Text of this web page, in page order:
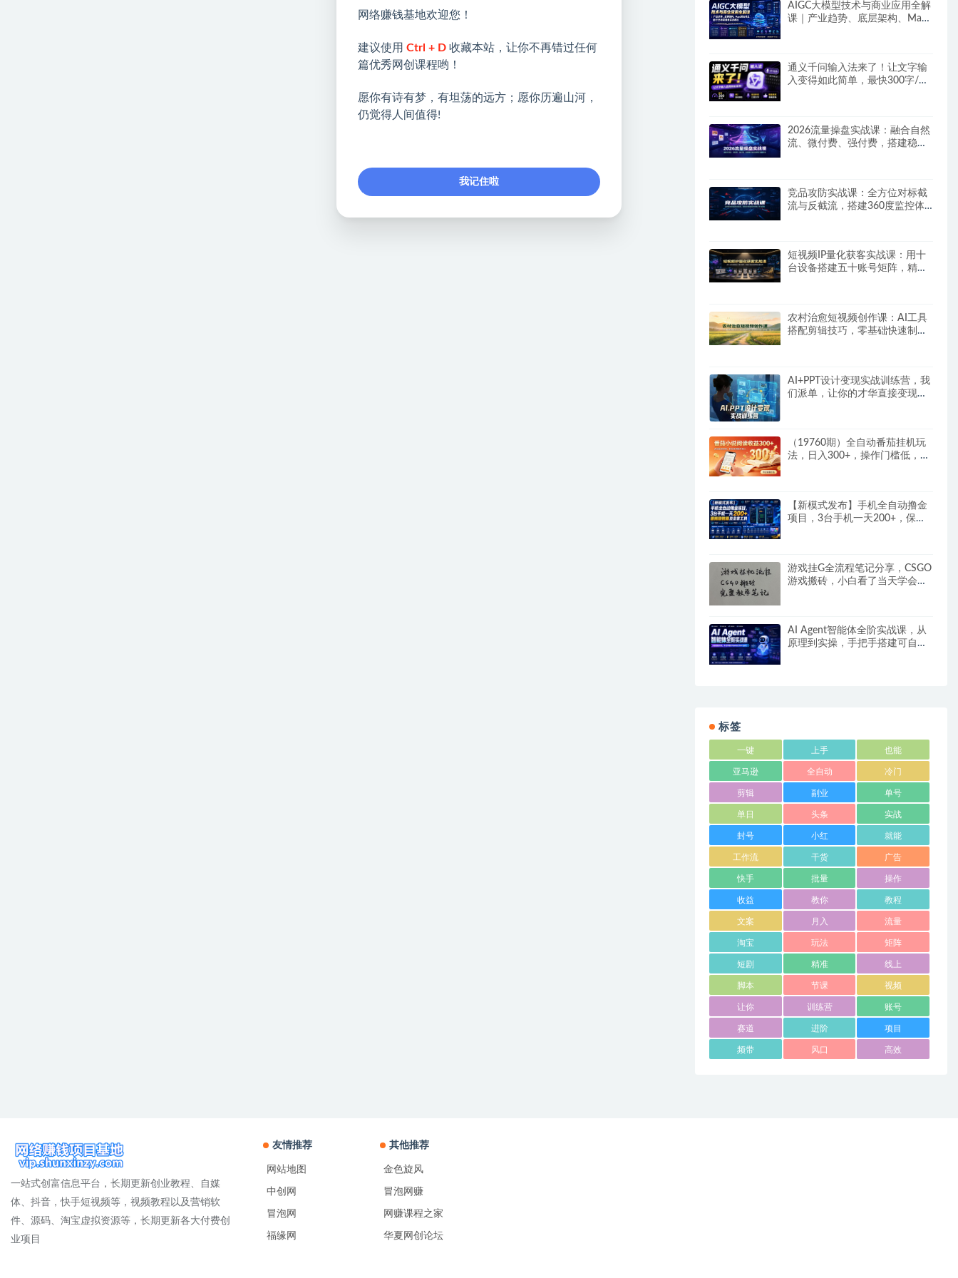
AIGC大模型技术与商业应用全解
课｜产业趋势、底层架构、MaaS
通义千问输入法来了！让文字输
入变得如此简单，最快300字/
2026流量操盘实战课：融合自然
流、微付费、强付费，搭建稳定
竞品攻防实战课：全方位对标截
流与反截流，搭建360度监控体
短视频IP量化获客实战课：用十
台设备搭建五十账号矩阵，精准
农村治愈短视频创作课：AI工具
搭配剪辑技巧，零基础快速制作
AI+PPT设计变现实战训练营，我
们派单，让你的才华直接变现，
（19760期）全自动番茄挂机玩
法，日入300+，操作门槛低，一
【新模式发布】手机全自动撸金
项目，3台手机一天200+，保姆
游戏挂G全流程笔记分享，CSGO
游戏搬砖，小白看了当天学会见
AI Agent智能体全阶实战课，从
原理到实操，手把手搭建可自动
标签
一键 上手 也能
亚马逊 全自动 冷门
剪辑 副业 单号
单日 头条 实战
封号 小红 就能
工作流 干货 广告
快手 批量 操作
收益 教你 教程
文案 月入 流量
淘宝 玩法 矩阵
短剧 精准 线上
脚本 节课 视频
让你 训练营 账号
赛道 进阶 项目
频带 风口 高效
一站式创富信息平台，长期更新创业教程、自媒
体、抖音，快手短视频等，视频教程以及营销软
件、源码、淘宝虚拟资源等，长期更新各大付费创
业项目
友情推荐
网站地图
中创网
冒泡网
福缘网
其他推荐
金色旋风
冒泡网赚
网赚课程之家
华夏网创论坛
网络赚钱基地欢迎您！
建议使用 Ctrl + D 收藏本站，让你不再错过任何
篇优秀网创课程哟！
愿你有诗有梦，有坦荡的远方；愿你历遍山河，
仍觉得人间值得!
我记住啦